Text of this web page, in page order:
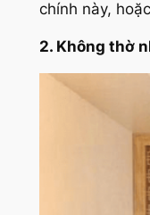
chính này,
2. Không thờ